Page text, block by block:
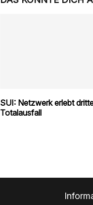
SUI: Netzwerk erlebt
Totalausfall